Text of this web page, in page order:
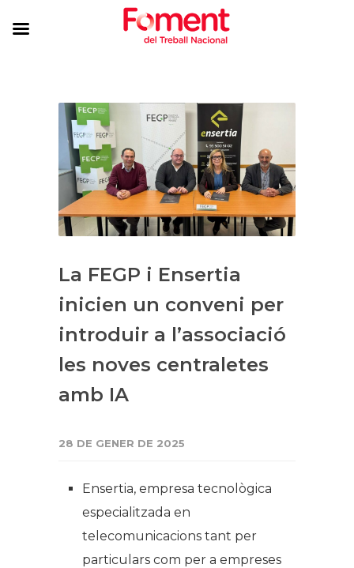
La FEGP i Ensertia
inicien un conveni per
introduir a l’associació
les noves centraletes
amb IA
28 DE GENER DE 2025
Ensertia, empresa tecnològica
especialitzada en
telecomunicacions tant per
particulars com per a empreses